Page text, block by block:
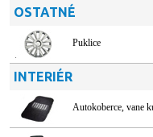
OSTATNÉ
Puklice
INTERIÉR
Autokoberce, vane